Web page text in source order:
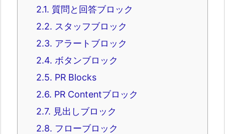
2.1. 質問と回答ブロック
2.2. スタッフブロック
2.3. アラートブロック
2.4. ボタンブロック
2.5. PR Blocks
2.6. PR Contentブロック
2.7. 見出しブロック
2.8. フローブロック